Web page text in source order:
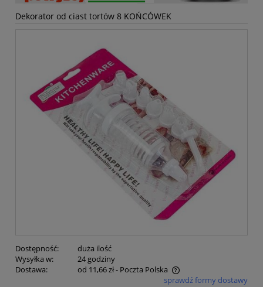
Dekorator od ciast tortów 8 KOŃCÓWEK
Dostępność:
duża ilość
Wysyłka w:
24 godziny
Dostawa:
od 11,66 zł- Poczta Polska
Cena nie zawiera ewentualnych kosztów płatnościsprawdź formy dostawy